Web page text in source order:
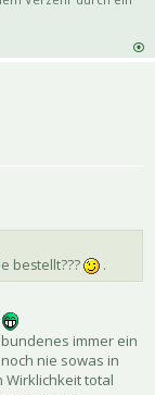
bestellt??? .
immer ein
nie sowas in
Wirklichkeit total